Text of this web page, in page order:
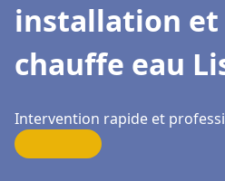
installation et
chauffe eau
Intervention rapide et